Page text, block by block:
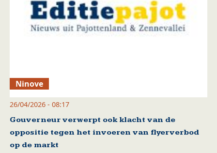
Ninove
26/04/2026 - 08:17
Gouverneur verwerpt ook klacht van de
oppositie tegen het invoeren van flyerverbod
op de markt